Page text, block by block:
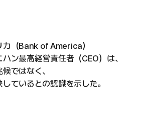
カ（Bank of America）
ン最高経営責任者（CEO）は、
ではなく、
ているとの認識を示した。